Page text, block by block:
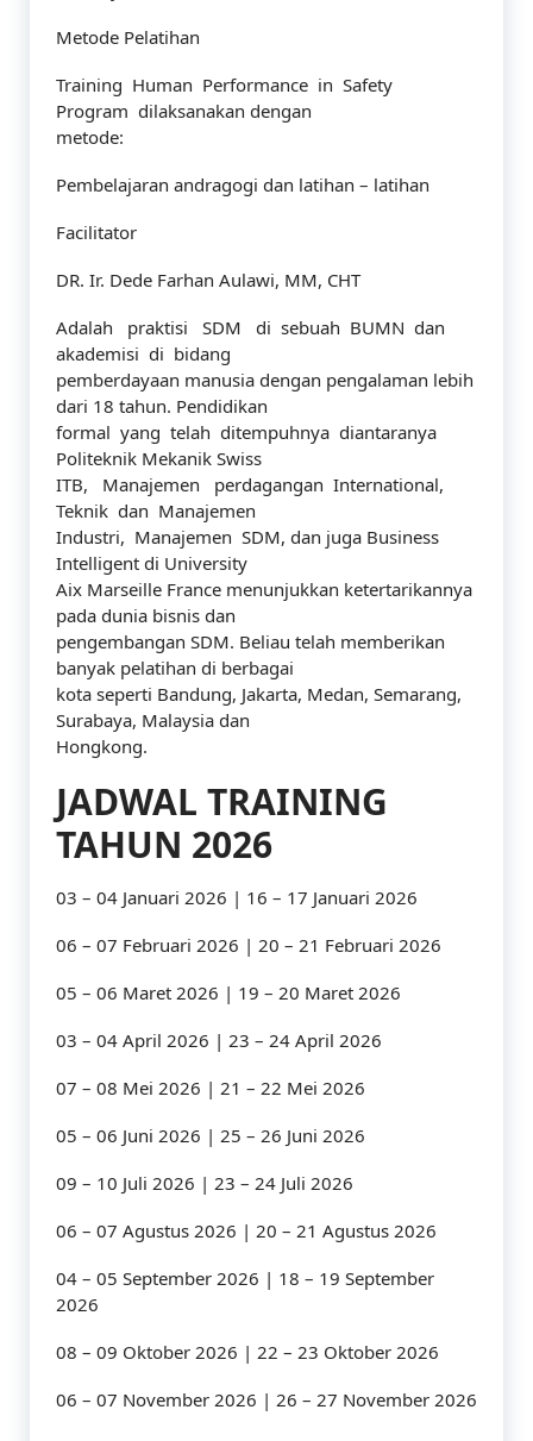
Metode Pelatihan
Training Human Performance in Safety
Program dilaksanakan dengan
metode:
Pembelajaran andragogi dan latihan – latihan
Facilitator
DR. Ir. Dede Farhan Aulawi, MM, CHT
Adalah praktisi SDM di sebuah BUMN dan
akademisi di bidang
pemberdayaan manusia dengan pengalaman lebih
dari 18 tahun. Pendidikan
formal yang telah ditempuhnya diantaranya
Politeknik Mekanik Swiss
ITB, Manajemen perdagangan International,
Teknik dan Manajemen
Industri, Manajemen SDM, dan juga Business
Intelligent di University
Aix Marseille France menunjukkan ketertarikannya
pada dunia bisnis dan
pengembangan SDM. Beliau telah memberikan
banyak pelatihan di berbagai
kota seperti Bandung, Jakarta, Medan, Semarang,
Surabaya, Malaysia dan
Hongkong.
JADWAL TRAINING
TAHUN 2026
03 – 04 Januari 2026 | 16 – 17 Januari 2026
06 – 07 Februari 2026 | 20 – 21 Februari 2026
05 – 06 Maret 2026 | 19 – 20 Maret 2026
03 – 04 April 2026 | 23 – 24 April 2026
07 – 08 Mei 2026 | 21 – 22 Mei 2026
05 – 06 Juni 2026 | 25 – 26 Juni 2026
09 – 10 Juli 2026 | 23 – 24 Juli 2026
06 – 07 Agustus 2026 | 20 – 21 Agustus 2026
04 – 05 September 2026 | 18 – 19 September
2026
08 – 09 Oktober 2026 | 22 – 23 Oktober 2026
06 – 07 November 2026 | 26 – 27 November 2026